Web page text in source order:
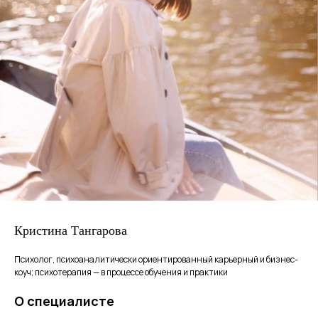
Кристина Тангарова
Психолог, психоаналитически ориентированный карьерный и бизнес-
коуч; психотерапия — в процессе обучения и практики
О специалисте